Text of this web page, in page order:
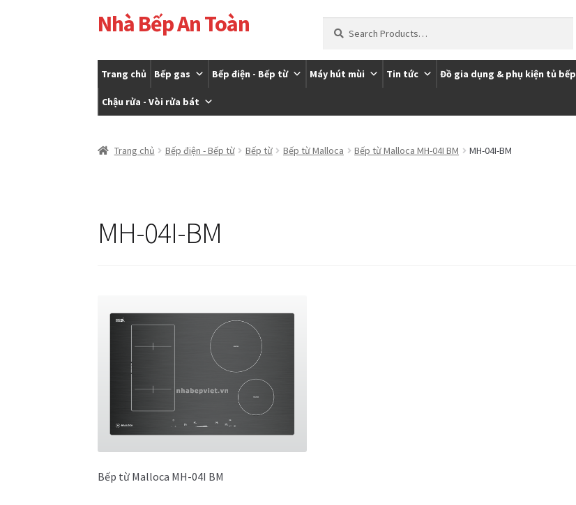
Đi
đến
hướng
Chuyển
đến
dung
Nhà Bếp An Toàn
kiếm:
Trang chủ Bếp gas Bếp điện - Bếp từ Máy hút mùi Tin tức Đồ gia dụng & phụ kiện tủ bếp
Chậu rửa - Vòi rửa bát
Trang chủ Bếp điện - Bếp từ Bếp từ Bếp từ Malloca Bếp từ Malloca MH-04I BM MH-04I-BM
MH-04I-BM
Bếp từ Malloca MH-04I BM